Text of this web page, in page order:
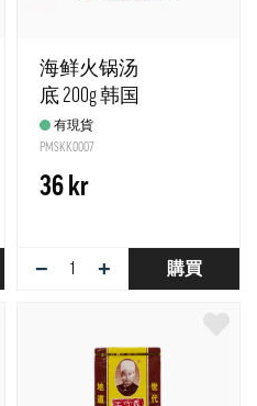
海鲜火锅汤
底 200g 韩国
有現貨
PMSKK0007
36 kr
− + 購買